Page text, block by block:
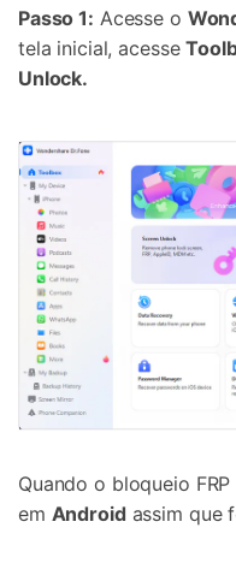
Passo 1: Acesse o
tela inicial, acesse
Unlock.
Quando o bloqueio
em Android assim que